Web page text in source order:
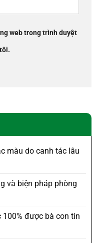
web trong trình duyệt
màu do canh tác lâu
và biện pháp phòng
được bà con tin